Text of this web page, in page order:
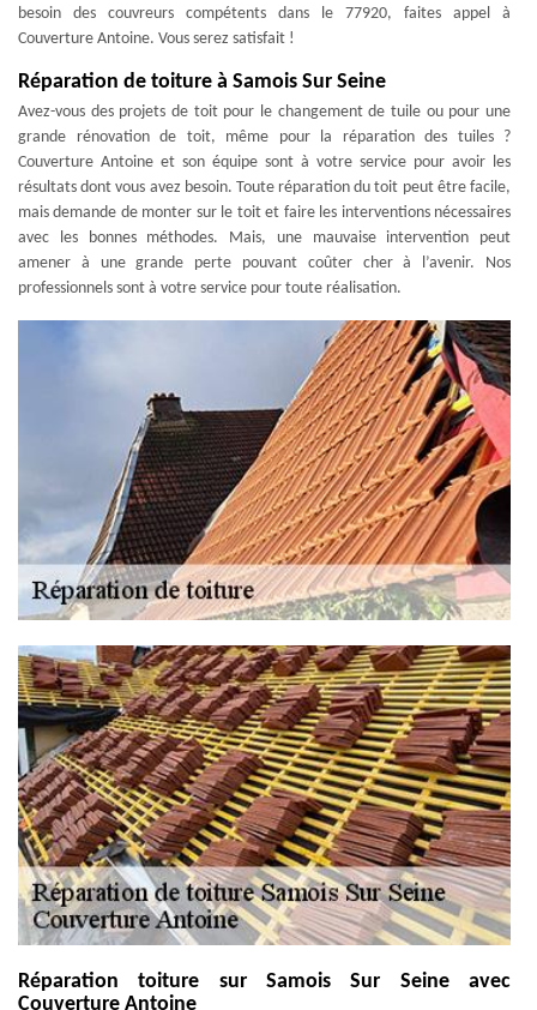
besoin des couvreurs compétents dans le 77920, faites appel à
Couverture Antoine. Vous serez satisfait !
Réparation de toiture à Samois Sur Seine
Avez-vous des projets de toit pour le changement de tuile ou pour une
grande rénovation de toit, même pour la réparation des tuiles ?
Couverture Antoine et son équipe sont à votre service pour avoir les
résultats dont vous avez besoin. Toute réparation du toit peut être facile,
mais demande de monter sur le toit et faire les interventions nécessaires
avec les bonnes méthodes. Mais, une mauvaise intervention peut
amener à une grande perte pouvant coûter cher à l’avenir. Nos
professionnels sont à votre service pour toute réalisation.
Réparation toiture sur Samois Sur Seine avec
Couverture Antoine